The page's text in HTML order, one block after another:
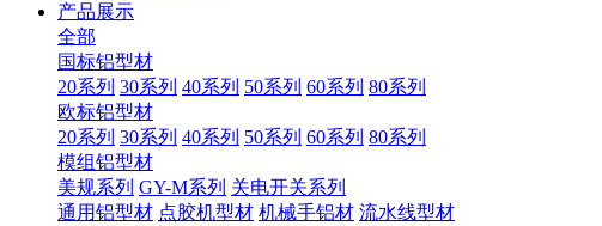
产品展示
全部
国标铝型材
20系列 30系列 40系列 50系列 60系列 80系列
欧标铝型材
20系列 30系列 40系列 50系列 60系列 80系列
模组铝型材
美规系列 GY-M系列 关电开关系列
通用铝型材 点胶机型材 机械手铝材 流水线型材